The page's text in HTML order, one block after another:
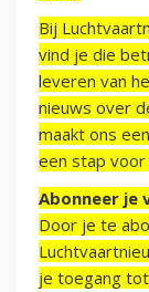
Bij
vind je die
leveren van
nieuws over
maakt ons
een stap voor
Abonneer je
Door je te
je toegang